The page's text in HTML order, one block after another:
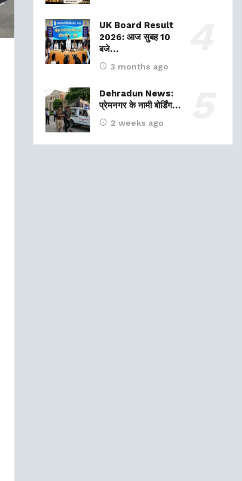
UK Board Result
2026: आज सुबह 10
बजे…
3 months ago
Dehradun News:
प्रेमनगर के नामी बोर्डिंग…
2 weeks ago